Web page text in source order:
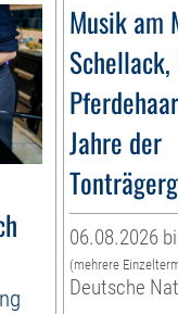
Musik am
Schellack,
Jahre der
06.08.2026
(mehrere
Deutsche